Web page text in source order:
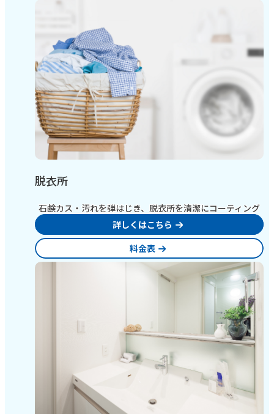
脱衣所
石鹸カス・汚れを弾はじき、脱衣所を清潔にコーティング
詳しくはこちら
料金表